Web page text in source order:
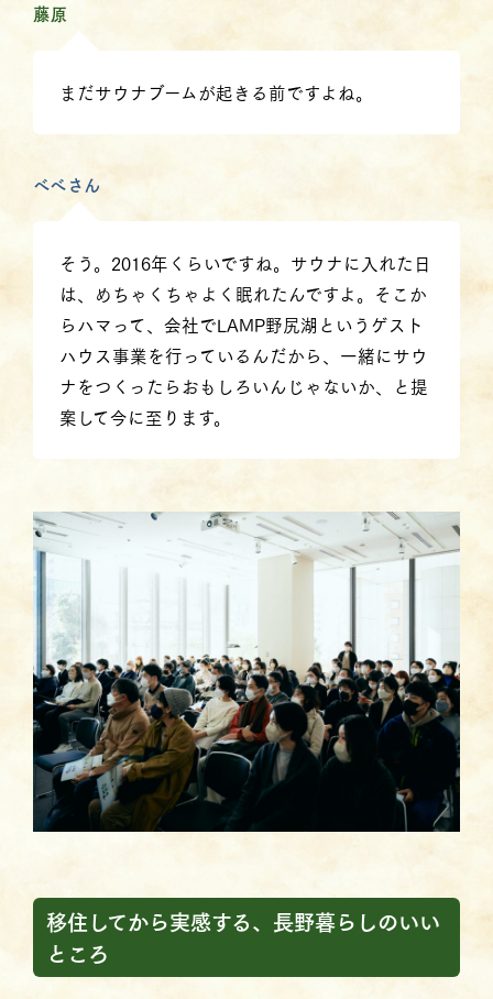
藤原
まだサウナブームが起きる前ですよね。
べべさん
そう。2016年くらいですね。サウナに入れた日
は、めちゃくちゃよく眠れたんですよ。そこか
らハマって、会社でLAMP野尻湖というゲスト
ハウス事業を行っているんだから、一緒にサウ
ナをつくったらおもしろいんじゃないか、と提
案して今に至ります。
移住してから実感する、長野暮らしのいい
ところ